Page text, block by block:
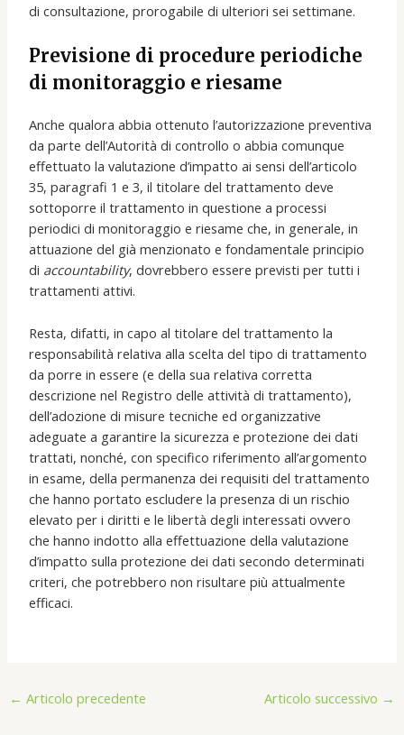
di consultazione, prorogabile di ulteriori sei settimane.
Previsione di procedure periodiche
di monitoraggio e riesame
Anche qualora abbia ottenuto l’autorizzazione preventiva
da parte dell’Autorità di controllo o abbia comunque
effettuato la valutazione d’impatto ai sensi dell’articolo
35, paragrafi 1 e 3, il titolare del trattamento deve
sottoporre il trattamento in questione a processi
periodici di monitoraggio e riesame che, in generale, in
attuazione del già menzionato e fondamentale principio
di accountability, dovrebbero essere previsti per tutti i
trattamenti attivi.
Resta, difatti, in capo al titolare del trattamento la
responsabilità relativa alla scelta del tipo di trattamento
da porre in essere (e della sua relativa corretta
descrizione nel Registro delle attività di trattamento),
dell’adozione di misure tecniche ed organizzative
adeguate a garantire la sicurezza e protezione dei dati
trattati, nonché, con specifico riferimento all’argomento
in esame, della permanenza dei requisiti del trattamento
che hanno portato escludere la presenza di un rischio
elevato per i diritti e le libertà degli interessati ovvero
che hanno indotto alla effettuazione della valutazione
d’impatto sulla protezione dei dati secondo determinati
criteri, che potrebbero non risultare più attualmente
efficaci.
← Articolo precedente Articolo successivo →